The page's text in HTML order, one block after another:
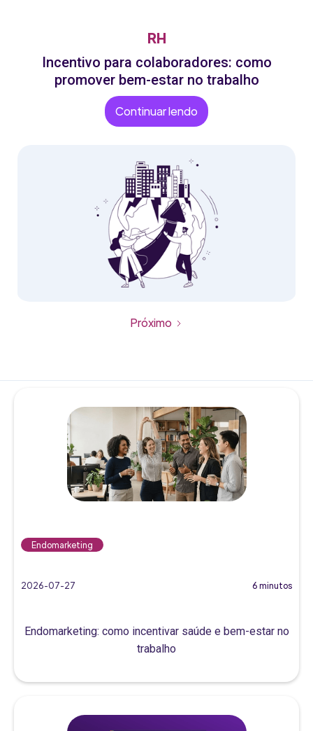
RH
Incentivo para colaboradores: como
promover bem-estar no trabalho
Continuar lendo
Próximo
Endomarketing
2026-07-27 6 minutos
Endomarketing: como incentivar saúde e bem-estar no
trabalho